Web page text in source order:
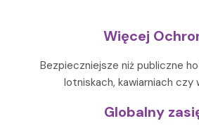
Więcej
Bezpieczniejsze niż publiczne
lotniskach, kawiarniach czy
Globalny